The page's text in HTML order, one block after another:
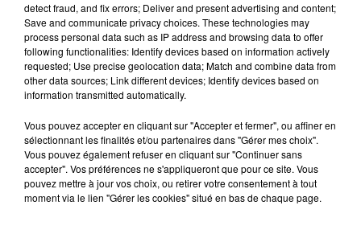
podcasts/2025/10/Roule-ma-Poule-10.mp3
detect fraud, and fix errors; Deliver and present advertising and content;
Save and communicate privacy choices. These technologies may
process personal data such as IP address and browsing data to offer
following functionalities: Identify devices based on information actively
requested; Use precise geolocation data; Match and combine data from
other data sources; Link different devices; Identify devices based on
information transmitted automatically.
Vous pouvez accepter en cliquant sur "Accepter et fermer", ou affiner en
sélectionnant les finalités et/ou partenaires dans "Gérer mes choix".
Vous pouvez également refuser en cliquant sur "Continuer sans
accepter". Vos préférences ne s'appliqueront que pour ce site. Vous
pouvez mettre à jour vos choix, ou retirer votre consentement à tout
moment via le lien "Gérer les cookies" situé en bas de chaque page.